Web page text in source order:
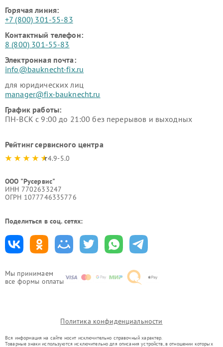
Мы принимаем
все формы оплаты
Горячая линия:
+7 (800) 301-55-83
Контактный телефон:
8 (800) 301-55-83
Электронная почта:
info@bauknecht-fix.ru
для юридических лиц
manager@fix-bauknecht.ru
График работы:
ПН-ВСК с 9:00 до 21:00 без перерывов и выходных
Рейтинг сервисного центра
4.9-5.0
ООО "Русервис"
ИНН 7702633247
ОГРН 1077746335776
Поделиться в соц. сетях:
Политика конфиденциальности
Вся информация на сайте носит исключительно справочный характер.
Товарные знаки используются исключительно для описания устройств, в отношении которых